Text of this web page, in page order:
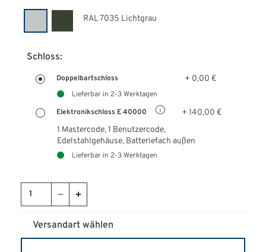
RAL 7035 Lichtgrau
Schloss:
Doppelbartschloss + 0,00 €
Lieferbar in 2-3 Werktagen
Elektronikschloss E 40000
+ 140,00 €
1 Mastercode, 1 Benutzercode,
Edelstahlgehäuse, Batteriefach außen
Lieferbar in 2-3 Werktagen
Versandart wählen